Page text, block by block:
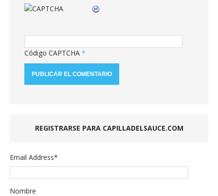
Código CAPTCHA *
REGISTRARSE PARA CAPILLADELSAUCE.COM
Email Address*
Nombre